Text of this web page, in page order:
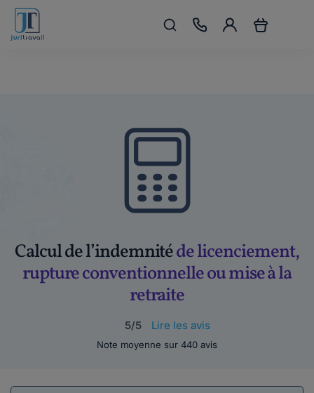
Calcul de l’indemnitéde licenciement,
rupture conventionnelle ou mise à la
retraite
5/5 Lire les avis
Note moyenne sur 440 avis